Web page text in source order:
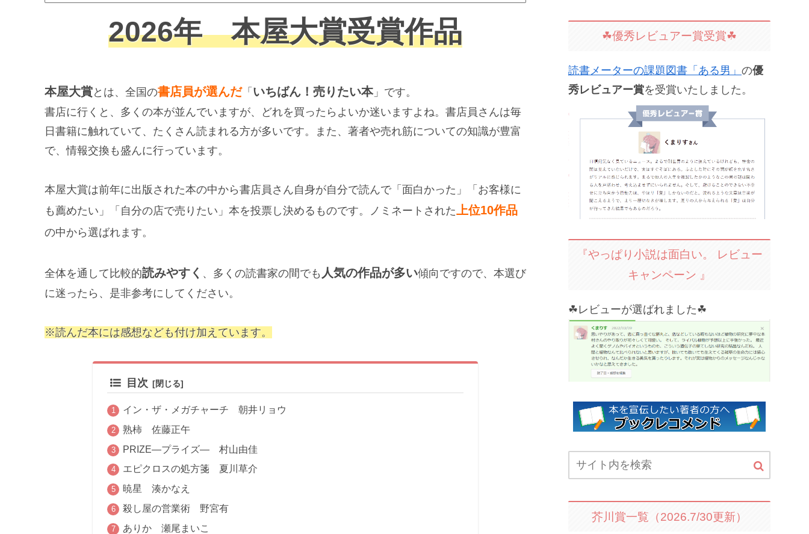
2026年 本屋大賞受賞作品
本屋大賞とは、全国の書店員が選んだ「 いちばん！売りたい本」です。
書店に行くと、多くの本が並んでいますが、どれを買ったらよいか迷いますよね。書店員さんは毎
日書籍に触れていて、たくさん読まれる方が多いです。また、著者や売れ筋についての知識が豊富
で、情報交換も盛んに行っています。
本屋大賞は前年に出版された本の中から書店員さん自身が自分で読んで「面白かった」「お客様に
も薦めたい」「自分の店で売りたい」本を投票し決めるものです。ノミネートされた上位10作品
の中から選ばれます。
全体を通して比較的読みやすく 、多くの読書家の間でも 人気の作品が多い傾向ですので、本選び
に迷ったら、是非参考にしてください。
※読んだ本には感想なども付け加えています。
目次
イン・ザ・メガチャーチ 朝井リョウ
熟柿 佐藤正午
PRIZE―プライズ― 村山由佳
エピクロスの処方箋 夏川草介
暁星 湊かなえ
殺し屋の営業術 野宮有
ありか 瀬尾まいこ
☘優秀レビュアー賞受賞☘
読書メーターの課題図書「ある男」 の優
秀レビュアー賞を受賞いたしました。
『やっぱり小説は面白い。 レビュー
キャンペーン 』
☘レビューが選ばれました☘
芥川賞一覧（2026.7/30更新）